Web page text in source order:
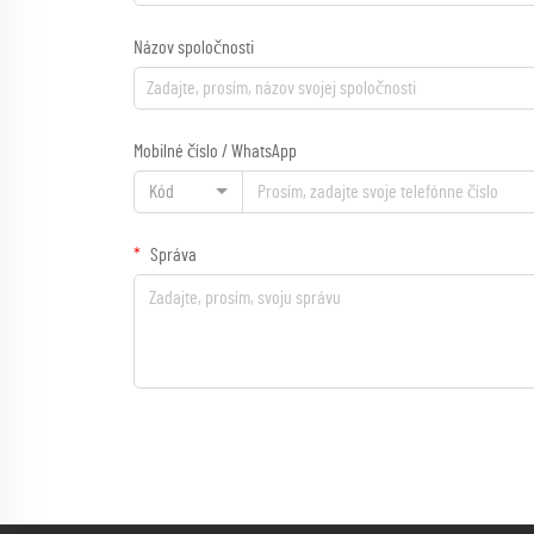
Názov spoločnosti
Mobilné číslo / WhatsApp
Kód
Správa